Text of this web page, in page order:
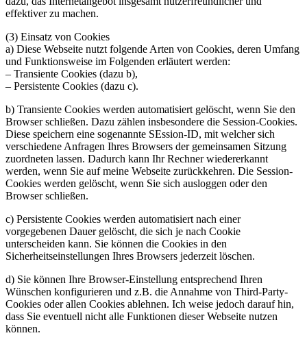
effektiver zu machen.
(3) Einsatz von Cookies
a) Diese Webseite nutzt folgende Arten von Cookies, deren Umfang
und Funktionsweise im Folgenden erläutert werden:
– Transiente Cookies (dazu b),
– Persistente Cookies (dazu c).
b) Transiente Cookies werden automatisiert gelöscht, wenn Sie den
Browser schließen. Dazu zählen insbesondere die Session-Cookies.
Diese speichern eine sogenannte SEssion-ID, mit welcher sich
verschiedene Anfragen Ihres Browsers der gemeinsamen Sitzung
zuordneten lassen. Dadurch kann Ihr Rechner wiedererkannt
werden, wenn Sie auf meine Webseite zurückkehren. Die Session-
Cookies werden gelöscht, wenn Sie sich ausloggen oder den
Browser schließen.
c) Persistente Cookies werden automatisiert nach einer
vorgegebenen Dauer gelöscht, die sich je nach Cookie
unterscheiden kann. Sie können die Cookies in den
Sicherheitseinstellungen Ihres Browsers jederzeit löschen.
d) Sie können Ihre Browser-Einstellung entsprechend Ihren
Wünschen konfigurieren und z.B. die Annahme von Third-Party-
Cookies oder allen Cookies ablehnen. Ich weise jedoch darauf hin,
dass Sie eventuell nicht alle Funktionen dieser Webseite nutzen
können.